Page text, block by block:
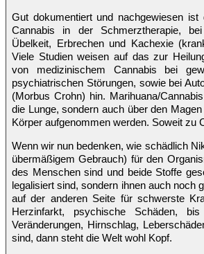
Gut dokumentiert und nachgewiesen ist
Cannabis in der Schmerztherapie,
Übelkeit, Erbrechen und Kachexie
Viele Studien weisen auf das zur
von medizinischem Cannabis bei
psychiatrischen Störungen, sowie bei
(Morbus Crohn) hin. Marihuana/
die Lunge, sondern auch über den
Körper aufgenommen werden. Soweit zu
Wenn wir nun bedenken, wie schädlich
übermäßigem Gebrauch) für den
des Menschen sind und beide Stoffe
legalisiert sind, sondern ihnen auch noch
auf der anderen Seite für schwerste
Herzinfarkt, psychische Schäden,
Veränderungen, Hirnschlag,
sind, dann steht die Welt wohl Kopf.